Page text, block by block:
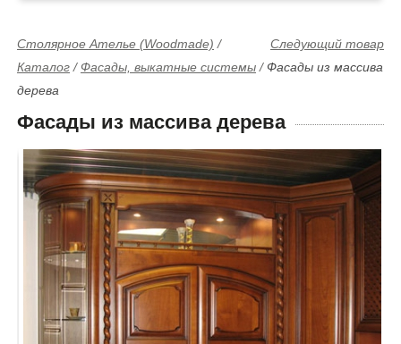
Следующий товар
Столярное Ателье (Woodmade) /
Каталог / Фасады, выкатные системы / Фасады из массива
дерева
Фасады из массива дерева